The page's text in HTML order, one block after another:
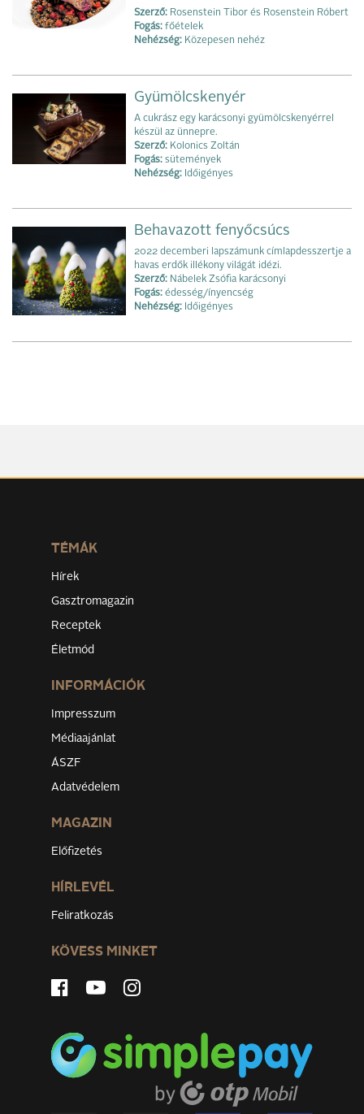
Szerző: Rosenstein Tibor és Rosenstein Róbert
Fogás: főételek
Nehézség: Közepesen nehéz
Gyümölcskenyér
A cukrász egy karácsonyi gyümölcskenyérrel
készül az ünnepre.
Szerző: Kolonics Zoltán
Fogás: sütemények
Nehézség: Időigényes
Behavazott fenyőcsúcs
2022 decemberi lapszámunk címlapdesszertje a
havas erdők illékony világát idézi.
Szerző: Nábelek Zsófia karácsonyi
Fogás: édesség/ínyencség
Nehézség: Időigényes
TÉMÁK
Hírek
Gasztromagazin
Receptek
Életmód
INFORMÁCIÓK
Impresszum
Médiaajánlat
ÁSZF
Adatvédelem
MAGAZIN
Előfizetés
HÍRLEVÉL
Feliratkozás
KÖVESS MINKET